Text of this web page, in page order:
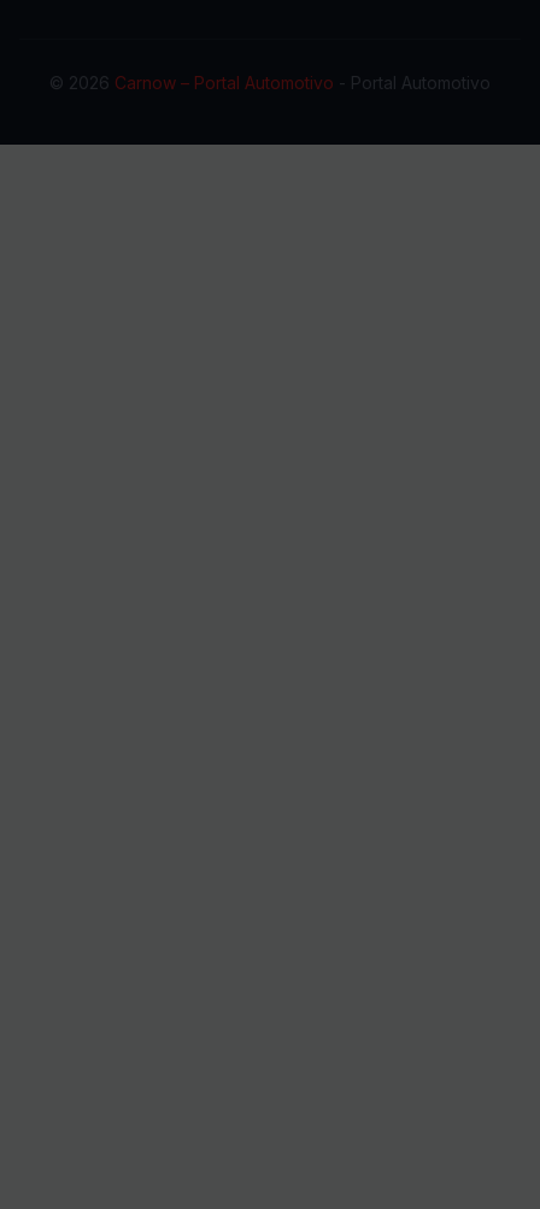
© 2026 Carnow – Portal Automotivo - Portal Automotivo